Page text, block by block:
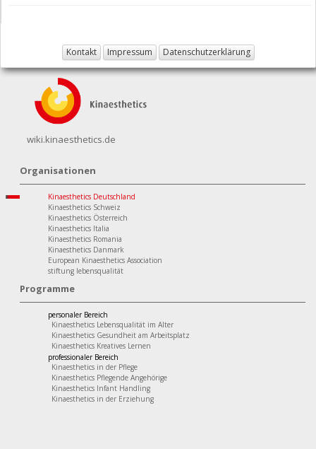
Kontakt Impressum Datenschutzerklärung
wiki.kinaesthetics.de
Organisationen
Kinaesthetics Deutschland
Kinaesthetics Schweiz
Kinaesthetics Österreich
Kinaesthetics Italia
Kinaesthetics Romania
Kinaesthetics Danmark
European Kinaesthetics Association
stiftung lebensqualität
Programme
personaler Bereich
Kinaesthetics Lebensqualität im Alter
Kinaesthetics Gesundheit am Arbeitsplatz
Kinaesthetics Kreatives Lernen
professionaler Bereich
Kinaesthetics in der Pflege
Kinaesthetics Pflegende Angehörige
Kinaesthetics Infant Handling
Kinaesthetics in der Erziehung